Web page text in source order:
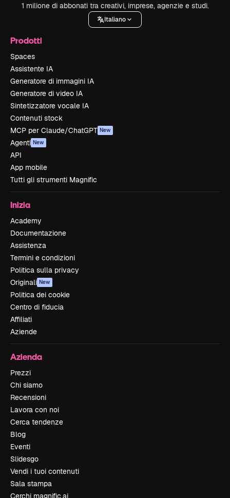
1 milione di abbonati tra creativi, imprese, agenzie e studi.
Italiano
Prodotti
Spaces
Assistente IA
Generatore di immagini IA
Generatore di video IA
Sintetizzatore vocale IA
Contenuti stock
MCP per Claude/ChatGPT New
Agenti New
API
App mobile
Tutti gli strumenti Magnific
Inizia
Academy
Documentazione
Assistenza
Termini e condizioni
Politica sulla privacy
Originali New
Politica dei cookie
Centro di fiducia
Affiliati
Aziende
Azienda
Prezzi
Chi siamo
Recensioni
Lavora con noi
Cerca tendenze
Blog
Eventi
Slidesgo
Vendi i tuoi contenuti
Sala stampa
Cerchi magnific.ai